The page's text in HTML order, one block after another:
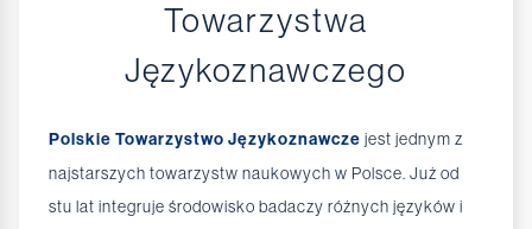
Towarzystwa
Językoznawczego
Polskie Towarzystwo Językoznawcze jest jednym z
najstarszych towarzystw naukowych w Polsce. Już od
stu lat integruje środowisko badaczy różnych języków i